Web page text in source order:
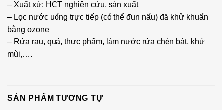
– Xuất xứ: HCT nghiên cứu, sản xuất
– Lọc nước uống trực tiếp (có thể đun nấu) đã khử khuẩn
bằng ozone
– Rửa rau, quả, thực phẩm, làm nước rửa chén bát, khử
mùi,….
SẢN PHẨM TƯƠNG TỰ